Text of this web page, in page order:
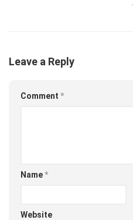
Leave a Reply
Comment *
Name*
Website